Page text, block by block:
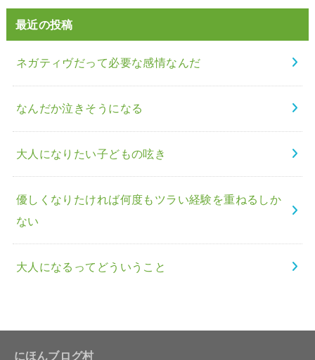
最近の投稿
ネガティヴだって必要な感情なんだ
なんだか泣きそうになる
大人になりたい子どもの呟き
優しくなりたければ何度もツラい経験を重ねるしか
ない
大人になるってどういうこと
にほんブログ村